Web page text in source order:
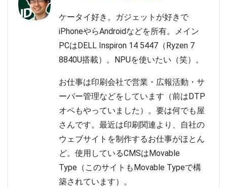
ケータイ好き。ガジェットが好きで
iPhoneやらAndroidなどを所有。メイン
PCはDELL Inspiron 14 5447（Ryzen 7
8840U搭載）。NPUを使いたい（笑）。
お仕事は印刷会社で営業・広報活動・サ
ーバー管理などをしています（前はDTP
オペもやっていました）。要は何でも屋
さんです。最近は印刷関連より、自社の
ウェブサイトを制作するお仕事がほとん
ど。使用しているCMSはMovable
Type（このサイトもMovable Typeで構
築されています）。